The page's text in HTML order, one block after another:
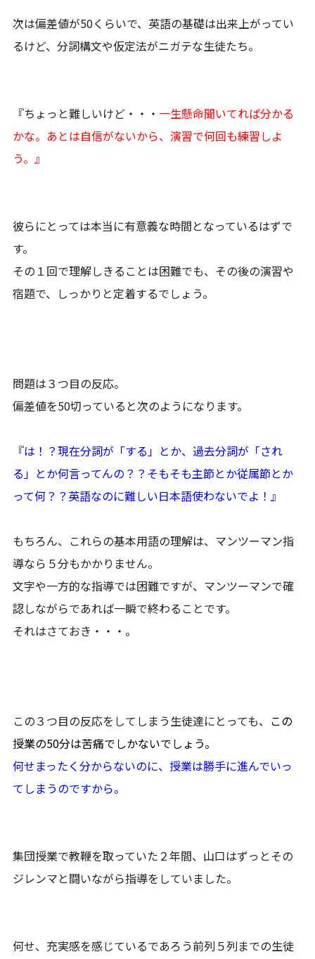
次は偏差値が50くらいで、英語の基礎は出来上がってい
るけど、分詞構文や仮定法がニガテな生徒たち。
『ちょっと難しいけど・・・ 一生懸命聞いてれば分かる
かな。あとは自信がないから、演習で何回も練習しよ
う。』
彼らにとっては本当に有意義な時間となっているはずで
す。
その１回で理解しきることは困難でも、その後の演習や
宿題で、しっかりと定着するでしょう。
問題は３つ目の反応。
偏差値を50切っていると次のようになります。
『は！？現在分詞が「する」とか、過去分詞が「され
る」とか何言ってんの？？そもそも主節とか従属節とか
って何？？英語なのに難しい日本語使わないでよ！』
もちろん、これらの基本用語の理解は、マンツーマン指
導なら５分もかかりません。
文字や一方的な指導では困難ですが、マンツーマンで確
認しながらであれば一瞬で終わることです。
それはさておき・・・。
この３つ目の反応をしてしまう生徒達にとっても、 この
授業の50分は苦痛でしかないでしょう。
何せまったく分からないのに、授業は勝手に進んでいっ
てしまうのですから。
集団授業で教鞭を取っていた２年間、山口はずっとその
ジレンマと闘いながら指導をしていました。
何せ、充実感を感じているであろう前列５列までの生徒